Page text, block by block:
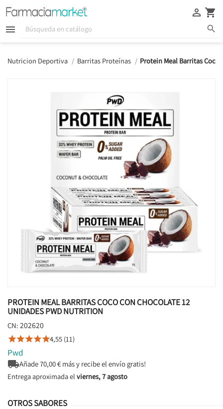
  
 
Nutricion Deportiva Barritas Proteínas Protein Meal Barritas
PROTEIN MEAL BARRITAS COCO CON CHOCOLATE 12
UNIDADES PWD NUTRITION
CN: 202620
4,55 (11)
Pwd
Añade70,00€ más y recibe el envío gratis!
Entrega aproximada el viernes, 7 agosto
OTROS SABORES